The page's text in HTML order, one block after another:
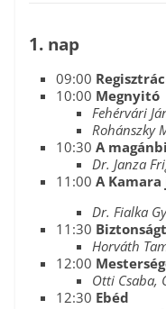
1. nap
09:00
10:00 Megnyitó
Fehérvári
Rohánszky
10:30 A
Dr. Janza
11:00 A
Dr. Fialka
11:30
Horváth
12:00
Otti Csaba,
12:30 Ebéd